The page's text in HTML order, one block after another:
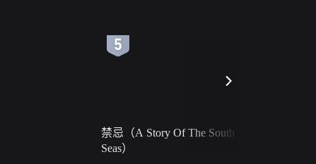
禁忌（A Story Of The South
Seas）